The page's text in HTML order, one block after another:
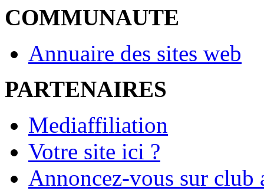
COMMUNAUTE
Annuaire des sites web
PARTENAIRES
Mediaffiliation
Votre site ici ?
Annoncez-vous sur